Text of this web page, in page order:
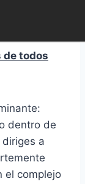
de todos
dentro de
diriges a
el complejo